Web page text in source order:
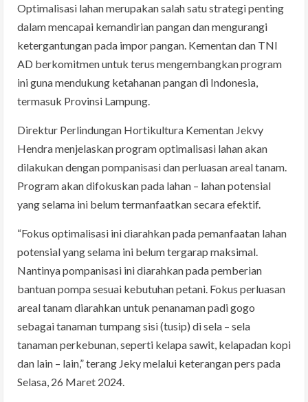
Optimalisasi lahan merupakan salah satu strategi penting
dalam mencapai kemandirian pangan dan mengurangi
ketergantungan pada impor pangan. Kementan dan TNI
AD berkomitmen untuk terus mengembangkan program
ini guna mendukung ketahanan pangan di Indonesia,
termasuk Provinsi Lampung.
Direktur Perlindungan Hortikultura Kementan Jekvy
Hendra menjelaskan program optimalisasi lahan akan
dilakukan dengan pompanisasi dan perluasan areal tanam.
Program akan difokuskan pada lahan – lahan potensial
yang selama ini belum termanfaatkan secara efektif.
“Fokus optimalisasi ini diarahkan pada pemanfaatan lahan
potensial yang selama ini belum tergarap maksimal.
Nantinya pompanisasi ini diarahkan pada pemberian
bantuan pompa sesuai kebutuhan petani. Fokus perluasan
areal tanam diarahkan untuk penanaman padi gogo
sebagai tanaman tumpang sisi (tusip) di sela – sela
tanaman perkebunan, seperti kelapa sawit, kelapadan kopi
dan lain – lain,” terang Jeky melalui keterangan pers pada
Selasa, 26 Maret 2024.